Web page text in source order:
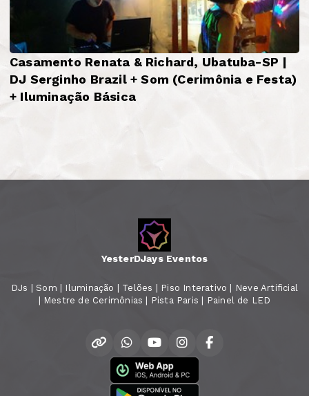
Casamento Renata & Richard, Ubatuba-SP |
DJ Serginho Brazil + Som (Cerimônia e Festa)
+ Iluminação Básica
YesterDJays Eventos
DJs | Som | Iluminação | Telões | Piso Interativo | Neve Artificial
| Mestre de Cerimônias | Pista Paris | Painel de LED